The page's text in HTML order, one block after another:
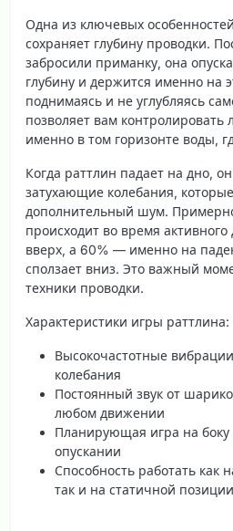
Одна из ключевых
сохраняет глубину проводки.
забросили приманку, она
глубину и держится именно на
поднимаясь и не углубляясь
позволяет вам контролировать
именно в том горизонте воды,
Когда раттлин падает на дно,
затухающие колебания,
дополнительный шум.
происходит во время
вверх, а 60% — именно на
сползает вниз. Это важный
техники проводки.
Характеристики игры раттлина:
Высокочастотные
колебания
Постоянный звук от
любом движении
Планирующая игра на
опускании
Способность работать как
так и на статичной позиции